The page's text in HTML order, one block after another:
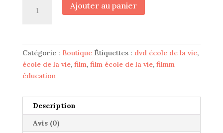
la
vie,
pour
tout
changer
Ajouter au panier
Catégorie : Boutique Étiquettes : dvd école de la vie,
école de la vie, film, film école de la vie, filmm
éducation
Description
Avis (0)